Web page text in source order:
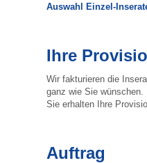
Auswahl Einzel-
Ihre
Wir fakturieren die
ganz wie Sie wünschen.
Sie erhalten Ihre
Auftrag